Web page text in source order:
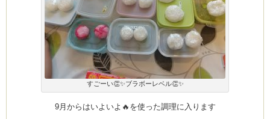
すごーい👏✨ブラボーレベル👏✨
9月からはいよいよ🔥を使った調理に入ります